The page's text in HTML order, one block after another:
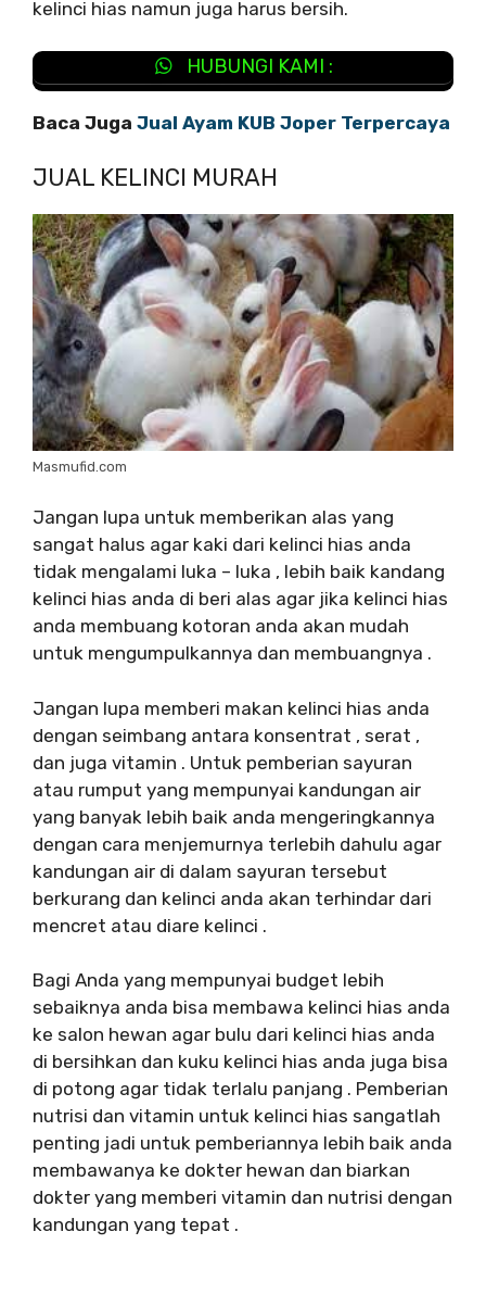
kelinci hias namun juga harus bersih.
HUBUNGI KAMI :
Baca Juga Jual Ayam KUB Joper Terpercaya
JUAL KELINCI MURAH
Masmufid.com
Jangan lupa untuk memberikan alas yang
sangat halus agar kaki dari kelinci hias anda
tidak mengalami luka – luka , lebih baik kandang
kelinci hias anda di beri alas agar jika kelinci hias
anda membuang kotoran anda akan mudah
untuk mengumpulkannya dan membuangnya .
Jangan lupa memberi makan kelinci hias anda
dengan seimbang antara konsentrat , serat ,
dan juga vitamin . Untuk pemberian sayuran
atau rumput yang mempunyai kandungan air
yang banyak lebih baik anda mengeringkannya
dengan cara menjemurnya terlebih dahulu agar
kandungan air di dalam sayuran tersebut
berkurang dan kelinci anda akan terhindar dari
mencret atau diare kelinci .
Bagi Anda yang mempunyai budget lebih
sebaiknya anda bisa membawa kelinci hias anda
ke salon hewan agar bulu dari kelinci hias anda
di bersihkan dan kuku kelinci hias anda juga bisa
di potong agar tidak terlalu panjang . Pemberian
nutrisi dan vitamin untuk kelinci hias sangatlah
penting jadi untuk pemberiannya lebih baik anda
membawanya ke dokter hewan dan biarkan
dokter yang memberi vitamin dan nutrisi dengan
kandungan yang tepat .